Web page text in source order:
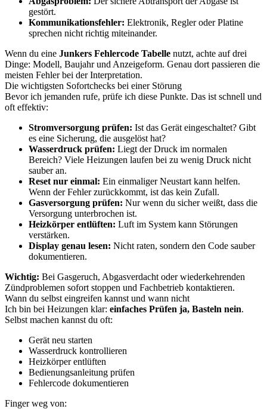
gestört.
Kommunikationsfehler: Elektronik, Regler oder Platine
sprechen nicht richtig miteinander.
Wenn du eine Junkers Fehlercode Tabelle nutzt, achte auf drei
Dinge: Modell, Baujahr und Anzeigeform. Genau dort passieren die
meisten Fehler bei der Interpretation.
Die wichtigsten Sofortchecks bei einer Störung
Bevor ich jemanden rufe, prüfe ich diese Punkte. Das ist schnell und
oft effektiv:
Stromversorgung prüfen: Ist das Gerät eingeschaltet? Gibt
es eine Sicherung, die ausgelöst hat?
Wasserdruck prüfen: Liegt der Druck im normalen
Bereich? Viele Heizungen laufen bei zu wenig Druck nicht
sauber an.
Reset nur einmal: Ein einmaliger Neustart kann helfen.
Wenn der Fehler zurückkommt, ist das kein Zufall.
Gasversorgung prüfen: Nur wenn du sicher weißt, dass die
Versorgung unterbrochen ist.
Heizkörper entlüften: Luft im System kann Störungen
verstärken.
Display genau lesen: Nicht raten, sondern den Code sauber
dokumentieren.
Wichtig: Bei Gasgeruch, Abgasverdacht oder wiederkehrenden
Zündproblemen sofort stoppen und Fachbetrieb kontaktieren.
Wann du selbst eingreifen kannst und wann nicht
Ich bin bei Heizungen klar: einfaches Prüfen ja, Basteln nein.
Selbst machen kannst du oft:
Gerät neu starten
Wasserdruck kontrollieren
Heizkörper entlüften
Bedienungsanleitung prüfen
Fehlercode dokumentieren
Finger weg von: